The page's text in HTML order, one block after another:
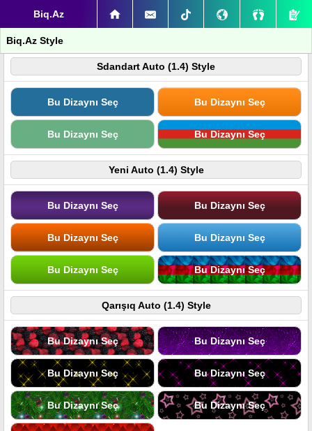
Biq.Az
Biq.Az Style
Sdandart Auto (1.4) Style
Bu Dizaynı Seç Bu Dizaynı Seç
Bu Dizaynı Seç Bu Dizaynı Seç
Yeni Auto (1.4) Style
Bu Dizaynı Seç Bu Dizaynı Seç
Bu Dizaynı Seç Bu Dizaynı Seç
Bu Dizaynı Seç Bu Dizaynı Seç
Qarışıq Auto (1.4) Style
Bu Dizaynı Seç Bu Dizaynı Seç
Bu Dizaynı Seç Bu Dizaynı Seç
Bu Dizaynı Seç Bu Dizaynı Seç